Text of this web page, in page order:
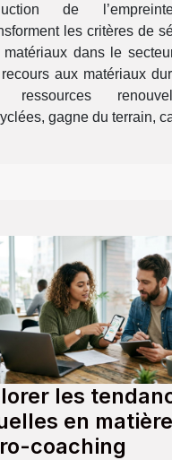
de
les critères de
matériaux dans le
recours aux matériaux
ressources
gagne du terrain,
les
en
coaching